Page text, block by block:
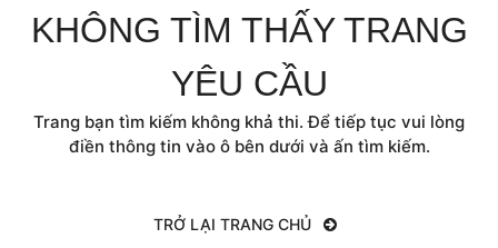
KHÔNG TÌM THẤY TRANG
YÊU CẦU
Trang bạn tìm kiếm không khả thi. Để tiếp tục vui lòng
điền thông tin vào ô bên dưới và ấn tìm kiếm.
TRỞ LẠI TRANG CHỦ